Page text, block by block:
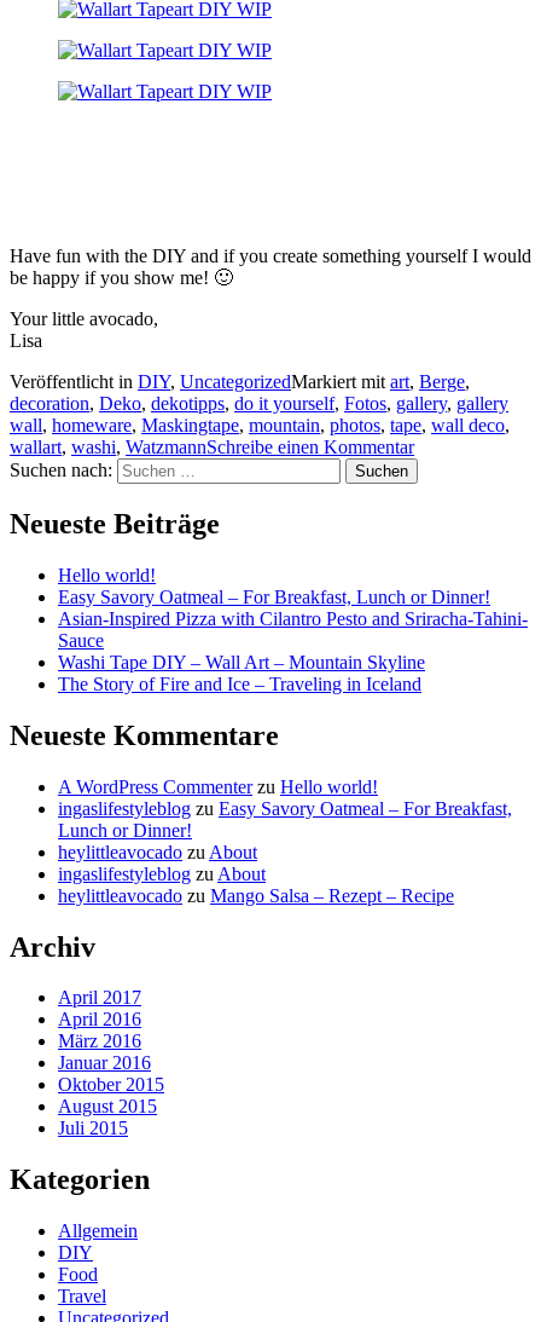
Have fun with the DIY and if you create something yourself I would
be happy if you show me! 🙂
Your little avocado,
Lisa
Veröffentlicht in DIY, UncategorizedMarkiert mit art, Berge,
decoration, Deko, dekotipps, do it yourself, Fotos, gallery, gallery
wall, homeware, Maskingtape, mountain, photos, tape, wall deco,
wallart, washi, WatzmannSchreibe einen Kommentar
Suchen nach:
Neueste Beiträge
Hello world!
Easy Savory Oatmeal – For Breakfast, Lunch or Dinner!
Asian-Inspired Pizza with Cilantro Pesto and Sriracha-Tahini-
Sauce
Washi Tape DIY – Wall Art – Mountain Skyline
The Story of Fire and Ice – Traveling in Iceland
Neueste Kommentare
A WordPress Commenterzu Hello world!
ingaslifestyleblog zu Easy Savory Oatmeal – For Breakfast,
Lunch or Dinner!
heylittleavocado zu About
ingaslifestyleblog zu About
heylittleavocado zu Mango Salsa – Rezept – Recipe
Archiv
April 2017
April 2016
März 2016
Januar 2016
Oktober 2015
August 2015
Juli 2015
Kategorien
Allgemein
DIY
Food
Travel